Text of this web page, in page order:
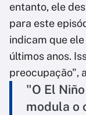
entanto, ele
para este
indicam que
últimos anos.
preocupação",
"O El
modula o